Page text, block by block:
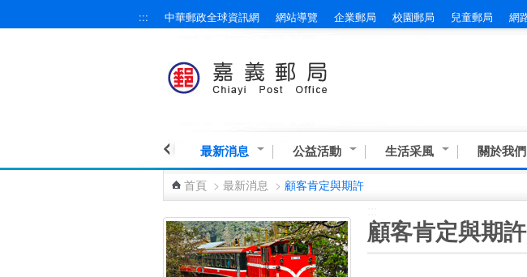
::: 中華郵政全球資訊網 網站導覽 企業郵局 校園郵局 兒童郵局 網
最新消息 公益活動 生活采風 關於我們
首頁 > 最新消息 > 顧客肯定與期許
顧客肯定與期許